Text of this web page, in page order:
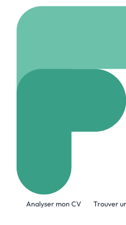
Analyser mon CV Trouver
Designez et